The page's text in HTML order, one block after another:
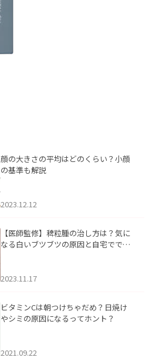
顔の大きさの平均はどのくらい？小顔
の基準も解説
2023.12.12
【医師監修】稗粒腫の治し方は？気に
なる白いブツブツの原因と自宅ででき
2023.11.17
ビタミンCは朝つけちゃだめ？日焼け
やシミの原因になるってホント？
2021.09.22